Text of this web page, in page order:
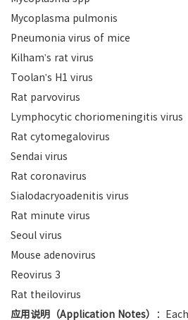
Mycoplasma pulmonis
Pneumonia virus of mice
Kilham's rat virus
Toolan's H1 virus
Rat parvovirus
Lymphocytic choriomeningitis virus
Rat cytomegalovirus
Sendai virus
Rat coronavirus
Sialodacryoadenitis virus
Rat minute virus
Seoul virus
Mouse adenovirus
Reovirus 3
Rat theilovirus
应用说明（Application Notes）
：